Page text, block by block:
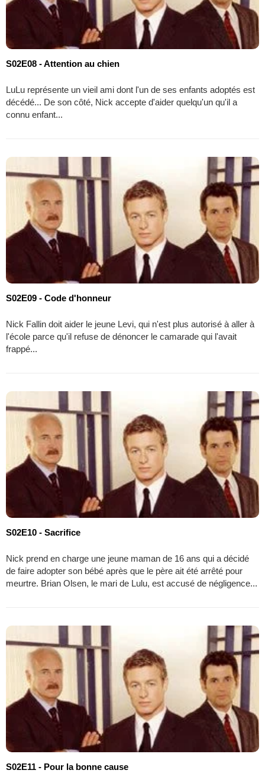
S02E08 - Attention au chien
LuLu représente un vieil ami dont l'un de ses enfants adoptés est
décédé... De son côté, Nick accepte d'aider quelqu'un qu'il a
connu enfant...
S02E09 - Code d'honneur
Nick Fallin doit aider le jeune Levi, qui n'est plus autorisé à aller à
l'école parce qu'il refuse de dénoncer le camarade qui l'avait
frappé...
S02E10 - Sacrifice
Nick prend en charge une jeune maman de 16 ans qui a décidé
de faire adopter son bébé après que le père ait été arrêté pour
meurtre. Brian Olsen, le mari de Lulu, est accusé de négligence...
S02E11 - Pour la bonne cause